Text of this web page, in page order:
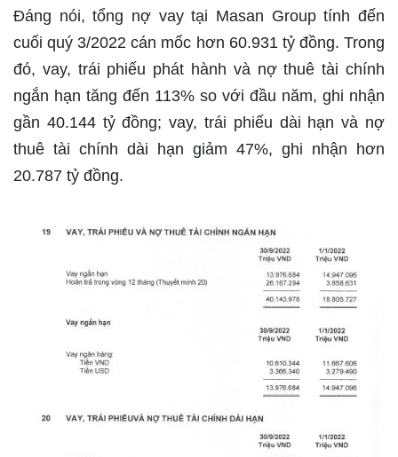
Đáng nói, tổng nợ vay tại Masan Group tính đến
cuối quý 3/2022 cán mốc hơn 60.931 tỷ đồng. Trong
đó, vay, trái phiếu phát hành và nợ thuê tài chính
ngắn hạn tăng đến 113% so với đầu năm, ghi nhận
gần 40.144 tỷ đồng; vay, trái phiếu dài hạn và nợ
thuê tài chính dài hạn giảm 47%, ghi nhận hơn
20.787 tỷ đồng.